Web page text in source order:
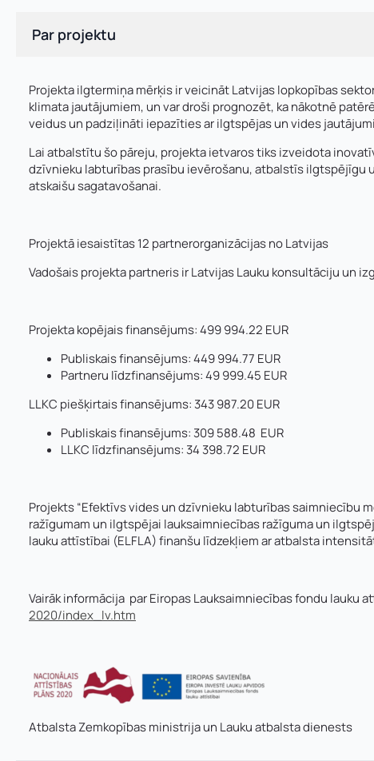
Par projektu
Projekta ilgtermiņa mērķis ir veicināt Latvijas lopkopības
klimata jautājumiem, un var droši prognozēt, ka nākotnē
veidus un padziļināti iepazīties ar ilgtspējas un vides
Lai atbalstītu šo pāreju, projekta ietvaros tiks izveidota
dzīvnieku labturības prasību ievērošanu, atbalstīs ilgtspējīgu
atskaišu sagatavošanai.
Projektā iesaistītas 12 partnerorganizācijas no Latvijas
Vadošais projekta partneris ir Latvijas Lauku konsultāciju un
Projekta kopējais finansējums: 499 994.22 EUR
Publiskais finansējums: 449 994.77 EUR
Partneru līdzfinansējums: 49 999.45 EUR
LLKC piešķirtais finansējums: 343 987.20 EUR
Publiskais finansējums: 309 588.48 EUR
LLKC līdzfinansējums: 34 398.72 EUR
Projekts “Efektīvs vides un dzīvnieku labturības saimniecību
ražīgumam un ilgtspējai lauksaimniecības ražīguma un
lauku attīstībai (ELFLA) finanšu līdzekļiem ar atbalsta
Vairāk informācija par Eiropas Lauksaimniecības fondu lauku
2020/index_lv.htm
Atbalsta Zemkopības ministrija un Lauku atbalsta dienests